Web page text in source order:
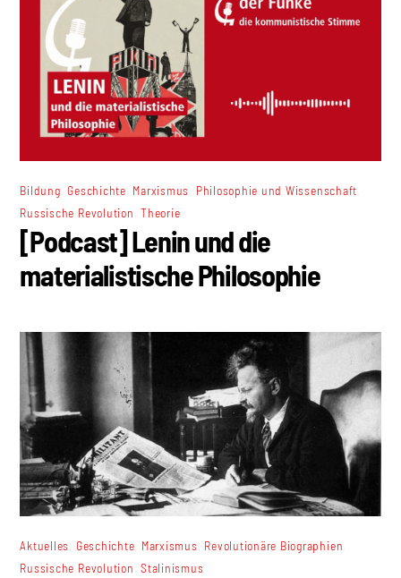
Bildung Geschichte Marxismus Philosophie und Wissenschaft
Russische Revolution ,Theorie
[Podcast] Lenin und die
materialistische Philosophie
Aktuelles Geschichte Marxismus Revolutionäre Biographien
Russische Revolution ,Stalinismus